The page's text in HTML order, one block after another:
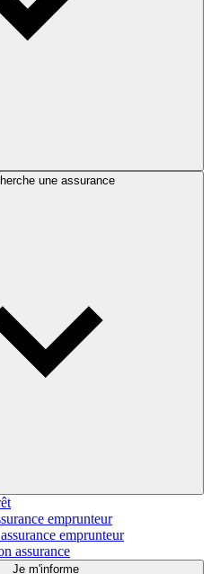
une assurance
emprunteur
emprunteur
assurance
Je m'informe